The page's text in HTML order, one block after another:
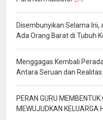
Disembunyikan Selama Ini,
Ada Orang Barat di Tubuh
Menggagas Kembali
Antara Seruan dan Realitas
PERAN GURU MEMBENTUK
MEWUJUDKAN KELUARGA